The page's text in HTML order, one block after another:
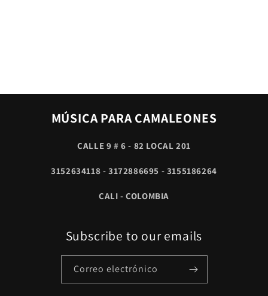
MÚSICA PARA CAMALEONES
CALLE 9 # 6 - 82 LOCAL 201
3152634118 - 3172886695 - 3155186264
CALI - COLOMBIA
Subscribe to our emails
Correo electrónico